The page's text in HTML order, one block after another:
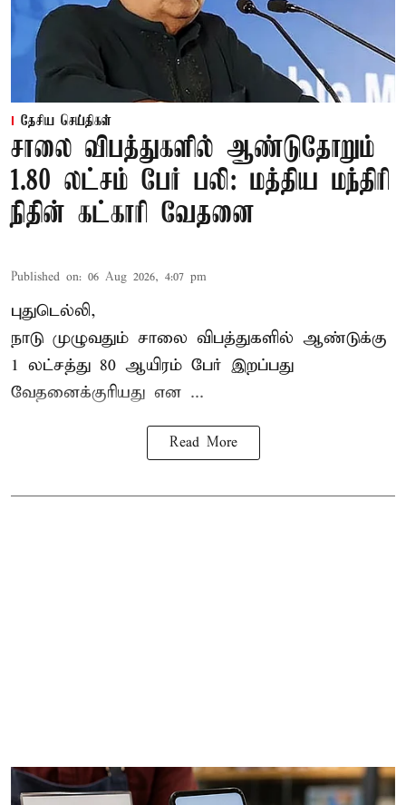
தேசிய செய்திகள்
சாலை விபத்துகளில் ஆண்டுதோறும்
1.80 லட்சம் பேர் பலி: மத்திய மந்திரி
நிதின் கட்காரி வேதனை
Published on: 06 Aug 2026, 4:07 pm
புதுடெல்லி,
நாடு முழுவதும் சாலை விபத்துகளில் ஆண்டுக்கு
1 லட்சத்து 80 ஆயிரம் பேர் இறப்பது
வேதனைக்குரியது என ...
Read More